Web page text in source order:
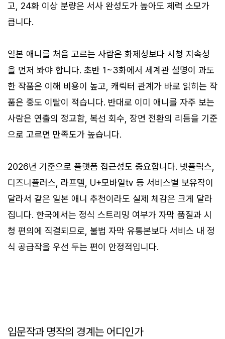
고, 24화 이상 분량은 서사 완성도가 높아도 체력 소모가
큽니다.
일본 애니를 처음 고르는 사람은 화제성보다 시청 지속성
을 먼저 봐야 합니다. 초반 1~3화에서 세계관 설명이 과도
한 작품은 이해 비용이 높고, 캐릭터 관계가 바로 읽히는 작
품은 중도 이탈이 적습니다. 반대로 이미 애니를 자주 보는
사람은 연출의 정교함, 복선 회수, 장면 전환의 리듬을 기준
으로 고르면 만족도가 높습니다.
2026년 기준으로 플랫폼 접근성도 중요합니다. 넷플릭스,
디즈니플러스, 라프텔, U+모바일tv 등 서비스별 보유작이
달라서 같은 일본 애니 추천이라도 실제 체감은 크게 달라
집니다. 한국에서는 정식 스트리밍 여부가 자막 품질과 시
청 편의에 직결되므로, 불법 자막 유통본보다 서비스 내 정
식 공급작을 우선 두는 편이 안정적입니다.
입문작과 명작의 경계는 어디인가